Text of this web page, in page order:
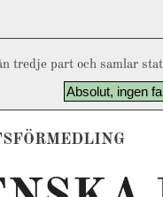
tredje part och samlar
Absolut, ingen